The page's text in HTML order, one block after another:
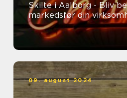
Skilte i Aalborg - Bliv
markedsfør din
09. august 2024